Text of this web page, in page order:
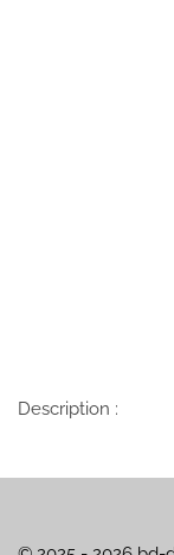
Description :